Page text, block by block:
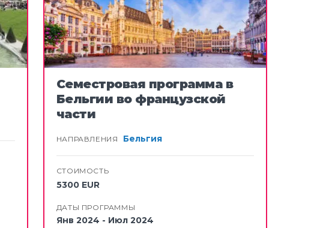
Семестровая программа в
Бельгии во французской
части
НАПРАВЛЕНИЯ Бельгия
СТОИМОСТЬ
5300 EUR
ДАТЫ ПРОГРАММЫ
Янв 2024 - Июл 2024